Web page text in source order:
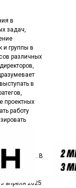
в
задач,
и группы в
различных
в
проектных
работу
компании. В
— переезд
апреля 2025